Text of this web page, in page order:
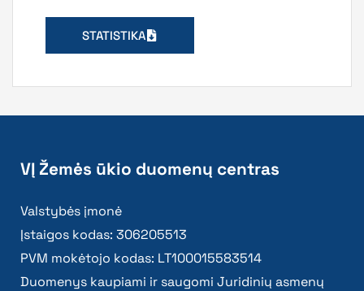
STATISTIKA
VĮ Žemės ūkio duomenų centras
Valstybės įmonė
Įstaigos kodas: 306205513
PVM mokėtojo kodas: LT100015583514
Duomenys kaupiami ir saugomi Juridinių asmenų